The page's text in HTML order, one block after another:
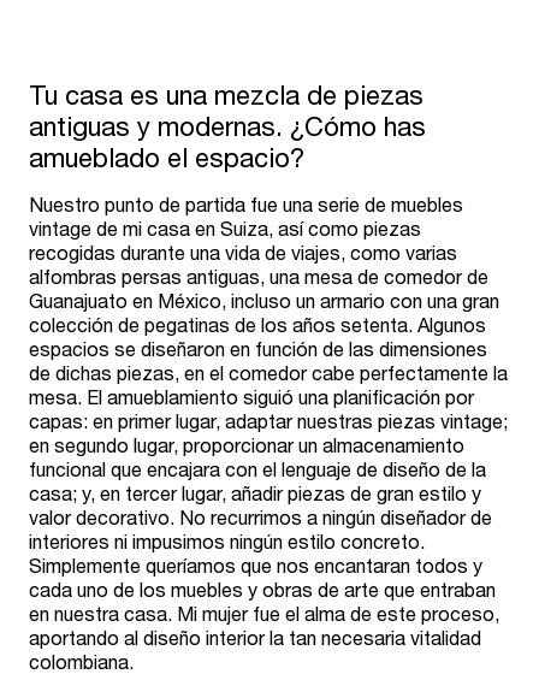
Tu casa es una mezcla de piezas
antiguas y modernas. ¿Cómo has
amueblado el espacio?
Nuestro punto de partida fue una serie de muebles
vintage de mi casa en Suiza, así como piezas
recogidas durante una vida de viajes, como varias
alfombras persas antiguas, una mesa de comedor de
Guanajuato en México, incluso un armario con una gran
colección de pegatinas de los años setenta. Algunos
espacios se diseñaron en función de las dimensiones
de dichas piezas, en el comedor cabe perfectamente la
mesa. El amueblamiento siguió una planificación por
capas: en primer lugar, adaptar nuestras piezas vintage;
en segundo lugar, proporcionar un almacenamiento
funcional que encajara con el lenguaje de diseño de la
casa; y, en tercer lugar, añadir piezas de gran estilo y
valor decorativo. No recurrimos a ningún diseñador de
interiores ni impusimos ningún estilo concreto.
Simplemente queríamos que nos encantaran todos y
cada uno de los muebles y obras de arte que entraban
en nuestra casa. Mi mujer fue el alma de este proceso,
aportando al diseño interior la tan necesaria vitalidad
colombiana.